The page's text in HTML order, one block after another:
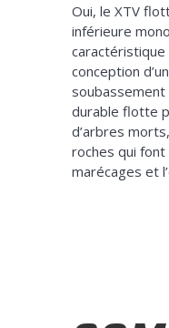
Oui, le XTV
inférieure
conception
durable flotte
d’arbres
roches qui font
marécages et